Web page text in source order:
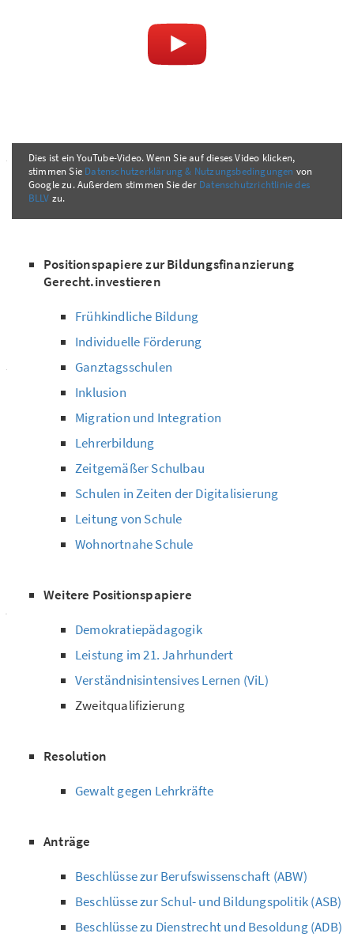
Dies ist ein YouTube-Video. Wenn Sie auf dieses Video klicken,
stimmen Sie Datenschutzerklärung & Nutzungsbedingungen von
Google zu. Außerdem stimmen Sie der Datenschutzrichtlinie des
BLLV zu.
Positionspapiere zur Bildungsfinanzierung
Gerecht.investieren
Frühkindliche Bildung
Individuelle Förderung
Ganztagsschulen
Inklusion
Migration und Integration
Lehrerbildung
Zeitgemäßer Schulbau
Schulen in Zeiten der Digitalisierung
Leitung von Schule
Wohnortnahe Schule
Weitere Positionspapiere
Demokratiepädagogik
Leistung im 21. Jahrhundert
Verständnisintensives Lernen (ViL)
Zweitqualifizierung
Resolution
Gewalt gegen Lehrkräfte
Anträge
Beschlüsse zur Berufswissenschaft (ABW)
Beschlüsse zur Schul- und Bildungspolitik (ASB)
Beschlüsse zu Dienstrecht und Besoldung (ADB)